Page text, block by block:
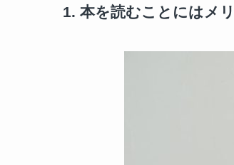
1. 本を読むことにはメ